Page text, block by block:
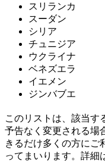
スリランカ
スーダン
シリア
チュニジア
ウクライナ
ベネズエラ
イエメン
ジンバブエ
このリストは、該当す
予告なく変更される場
きるだけ多くの方にご
ってまいります。詳細